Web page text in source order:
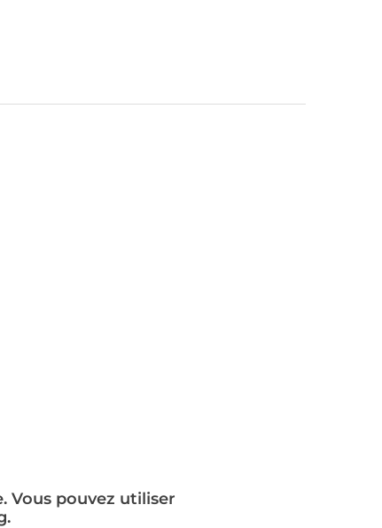
Vous pouvez utiliser